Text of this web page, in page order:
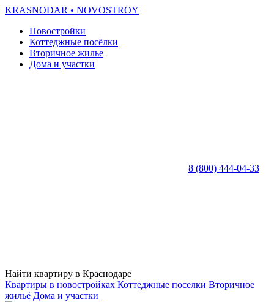
KRASNODAR • NOVOSTROY
Новостройки
Коттеджные посёлки
Вторичное жилье
Дома и участки
8 (800) 444-04-33
Найти квартиру в Краснодаре
Квартиры в новостройках Коттеджные поселки Вторичное
жильё Дома и участки